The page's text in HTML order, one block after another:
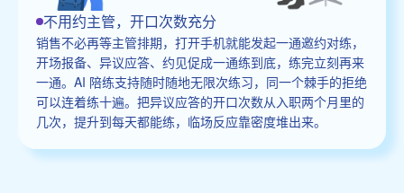
不用约主管，开口次数充分
销售不必再等主管排期，打开手机就能发起一通邀约对练，
开场报备、异议应答、约见促成一通练到底，练完立刻再来
一通。AI 陪练支持随时随地无限次练习，同一个棘手的拒绝
可以连着练十遍。把异议应答的开口次数从入职两个月里的
几次，提升到每天都能练，临场反应靠密度堆出来。